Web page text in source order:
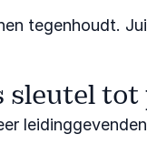
tegenhoudt.
sleutel